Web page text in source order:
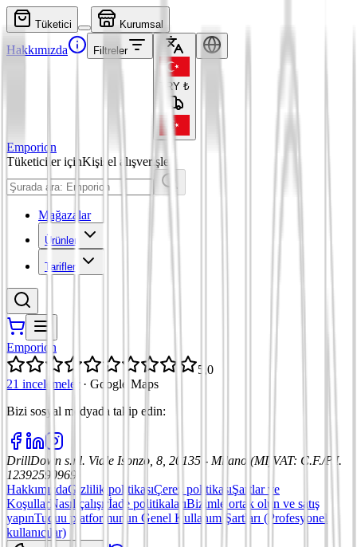
Tüketici Kurumsal
Hakkımızda Filtreler
TRY ₺
Emporion
Tüketiciler içinKişisel alışverişler
Mağazalar
Ürünler
Tarifler
Emporion
5,0
21 incelemeler
· Google Maps
Bizi sosyal medyada takip edin:
DrillDown s.r.l. Viale Isonzo, 8, 20135 - Milano (MI) VAT: C.F./P.I.
12392590969
HakkımızdaGizlilik politikasıÇerez politikasıŞartlar ve
KoşullarNasıl çalışırİade politikalarıBizimle ortak olun ve satış
yapınTuduu platformunun Genel Kullanım Şartları (Profesyonel
kullanıcılar)